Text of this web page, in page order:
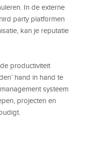
In de externe
party platformen
kan je reputatie
productiviteit
hand in hand te
systeem
projecten en